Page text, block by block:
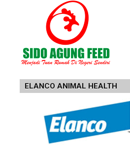
ELANCO ANIMAL HEALTH